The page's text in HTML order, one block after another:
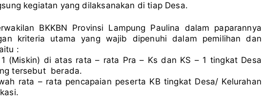
kegiatan yang dilaksanakan di tiap Desa.
BKKBN Provinsi Lampung Paulina dalam paparannya
kriteria utama yang wajib dipenuhi dalam pemilihan dan
:
(Miskin) di atas rata – rata Pra – Ks dan KS – 1 tingkat Desa
tersebut berada.
rata – rata pencapaian peserta KB tingkat Desa/ Kelurahan